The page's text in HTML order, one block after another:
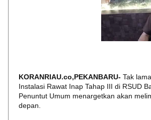
KORANRIAU.co,PEKANBARU- Tak
Instalasi Rawat Inap Tahap III di RSUD
Penuntut Umum menargetkan akan
depan.